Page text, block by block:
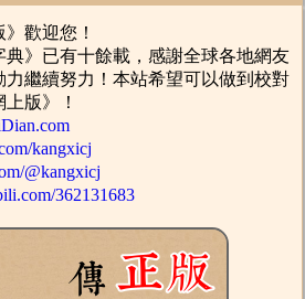
歡迎您！
》已有十餘載，感謝全球各地網友
力繼續努力！本站希望可以做到校對
版》！
kangxicj
@kangxicj
362131683